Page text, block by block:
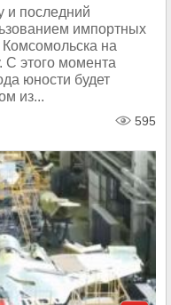
и последний
импортных
Комсомольска на
С этого момента
юности будет
из...
595